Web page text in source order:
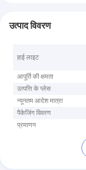
उत्पाद विवरण
हाई लाइट
आपूर्ति की क्षमता
उत्पत्ति के प्लेस
न्यूनतम आदेश मात्रा
पैकेजिंग विवरण
प्रमाणन